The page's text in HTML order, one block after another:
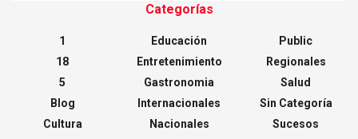
Categorías
1
18
5
Blog
Cultura
Educación
Entretenimiento
Gastronomia
Internacionales
Nacionales
Public
Regionales
Salud
Sin Categoría
Sucesos